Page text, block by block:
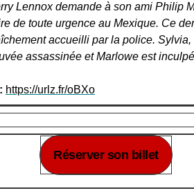
Lennox demande à son ami Philip
de toute urgence au Mexique. Ce
accueilli par la police.
assassinée et Marlowe est
https://urlz.fr/oBXo
Réserver son billet